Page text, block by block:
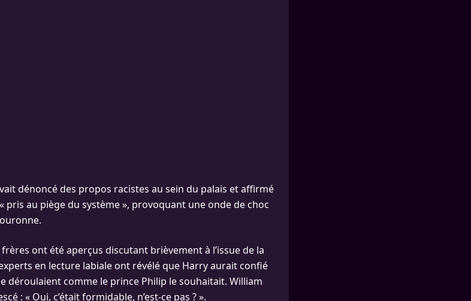
dénoncé des propos racistes au sein du palais et affirmé
pris au piège du système », provoquant une onde de choc
ont été aperçus discutant brièvement à l’issue de la
en lecture labiale ont révélé que Harry aurait confié
déroulaient comme le prince Philip le souhaitait. William
: « Oui, c’était formidable, n’est-ce pas ? ».